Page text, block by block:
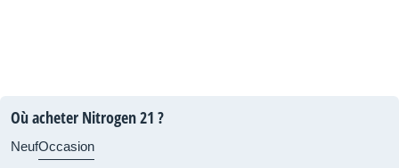
Où acheter Nitrogen 21 ?
NeufOccasion